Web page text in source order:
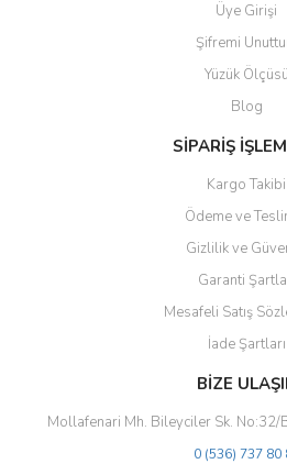
Ürün açıklamasında eksik bilgiler
Ürün bilgilerinde hatalar bulunuyor.
Ürün fiyatı diğer sitelerden daha
Bu ürüne benzer farklı alternatifler
Gönder
Üye Girişi
Şifremi
Yüzük Ölçüsü
Blog
SİPARİŞ
Kargo Takibi
Ödeme ve
Gizlilik ve
Garanti
Mesafeli Satış
İade Şartları
BİZE
Mollafenari Mh. Bileyciler Sk. No:32/
0 (536) 737 80